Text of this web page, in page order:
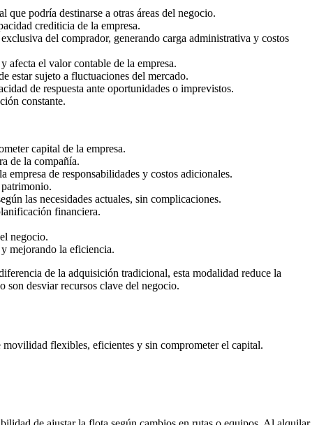
podría destinarse a otras áreas del negocio.
crediticia de la empresa.
del comprador, generando carga administrativa y costos
afecta el valor contable de la empresa.
estar sujeto a fluctuaciones del mercado.
de respuesta ante oportunidades o imprevistos.
constante.
capital de la empresa.
de la compañía.
de responsabilidades y costos adicionales.
las necesidades actuales, sin complicaciones.
financiera.
negocio.
mejorando la eficiencia.
de la adquisición tradicional, esta modalidad reduce la
desviar recursos clave del negocio.
movilidad flexibles, eficientes y sin comprometer el capital.